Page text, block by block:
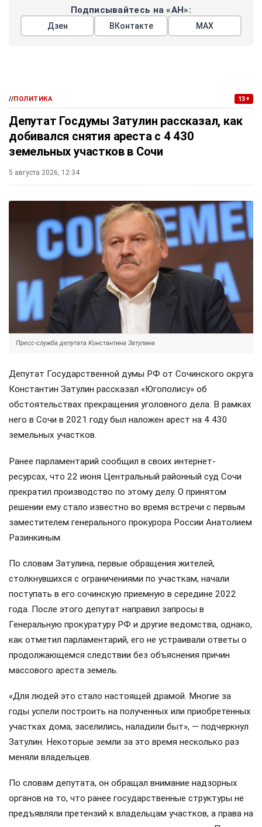
Подписывайтесь на «АН»:
Дзен ВКонтакте МАХ
//ПОЛИТИКА 13+
Депутат Госдумы Затулин рассказал, как
добивался снятия ареста с 4 430
земельных участков в Сочи
5 августа 2026, 12:34
Пресс-служба депутата Константина Затулина
Депутат Государственной думы РФ от Сочинского округа
Константин Затулин рассказал «Югополису» об
обстоятельствах прекращения уголовного дела. В рамках
него в Сочи в 2021 году был наложен арест на 4 430
земельных участков.
Ранее парламентарий сообщил в своих интернет-
ресурсах, что 22 июня Центральный районный суд Сочи
прекратил производство по этому делу. О принятом
решении ему стало известно во время встречи с первым
заместителем генерального прокурора России Анатолием
Разинкиным.
По словам Затулина, первые обращения жителей,
столкнувшихся с ограничениями по участкам, начали
поступать в его сочинскую приемную в середине 2022
года. После этого депутат направил запросы в
Генеральную прокуратуру РФ и другие ведомства, однако,
как отметил парламентарий, его не устраивали ответы о
продолжающемся следствии без объяснения причин
массового ареста земель.
«Для людей это стало настоящей драмой. Многие за
годы успели построить на полученных или приобретенных
участках дома, заселились, наладили быт», — подчеркнул
Затулин. Некоторые земли за это время несколько раз
меняли владельцев.
По словам депутата, он обращал внимание надзорных
органов на то, что ранее государственные структуры не
предъявляли претензий к владельцам участков, а права на